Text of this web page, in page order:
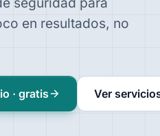
en resultados, no
· gratis Ver